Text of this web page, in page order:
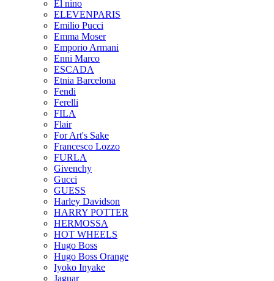
El nino
ELEVENPARIS
Emilio Pucci
Emma Moser
Emporio Armani
Enni Marco
ESCADA
Etnia Barcelona
Fendi
Ferelli
FILA
Flair
For Art's Sake
Francesco Lozzo
FURLA
Givenchy
Gucci
GUESS
Harley Davidson
HARRY POTTER
HERMOSSA
HOT WHEELS
Hugo Boss
Hugo Boss Orange
Iyoko Inyake
Jaguar